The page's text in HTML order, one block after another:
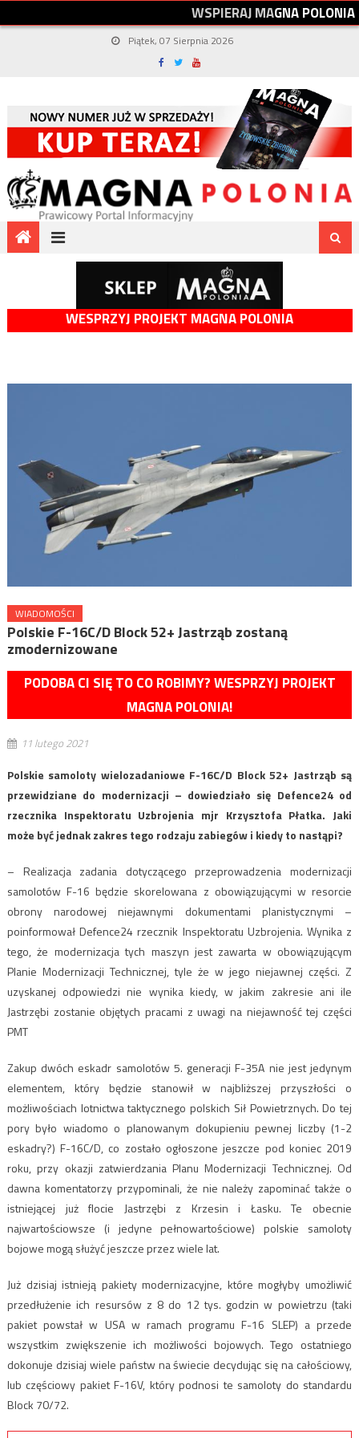
WSPIERAJMAGNAPOLONIA
Piątek, 07 Sierpnia 2026
WESPRZYJ PROJEKT MAGNA POLONIA
WIADOMOŚCI
Polskie F-16C/D Block 52+ Jastrząb zostaną
zmodernizowane
PODOBA CI SIĘ TO CO ROBIMY? WESPRZYJ PROJEKT
MAGNA POLONIA!
11 lutego 2021
Polskie samoloty wielozadaniowe F-16C/D Block 52+ Jastrząb są
przewidziane do modernizacji – dowiedziało się Defence24 od
rzecznika Inspektoratu Uzbrojenia mjr Krzysztofa Płatka. Jaki
może być jednak zakres tego rodzaju zabiegów i kiedy to nastąpi?
– Realizacja zadania dotyczącego przeprowadzenia modernizacji
samolotów F-16 będzie skorelowana z obowiązującymi w resorcie
obrony narodowej niejawnymi dokumentami planistycznymi –
poinformował Defence24 rzecznik Inspektoratu Uzbrojenia. Wynika z
tego, że modernizacja tych maszyn jest zawarta w obowiązującym
Planie Modernizacji Technicznej, tyle że w jego niejawnej części. Z
uzyskanej odpowiedzi nie wynika kiedy, w jakim zakresie ani ile
Jastrzębi zostanie objętych pracami z uwagi na niejawność tej części
PMT
Zakup dwóch eskadr samolotów 5. generacji F-35A nie jest jedynym
elementem, który będzie stanowił w najbliższej przyszłości o
możliwościach lotnictwa taktycznego polskich Sił Powietrznych. Do tej
pory było wiadomo o planowanym dokupieniu pewnej liczby (1-2
eskadry?) F-16C/D, co zostało ogłoszone jeszcze pod koniec 2019
roku, przy okazji zatwierdzania Planu Modernizacji Technicznej. Od
dawna komentatorzy przypominali, że nie należy zapominać także o
istniejącej już flocie Jastrzębi z Krzesin i Łasku. Te obecnie
najwartościowsze (i jedyne pełnowartościowe) polskie samoloty
bojowe mogą służyć jeszcze przez wiele lat.
Już dzisiaj istnieją pakiety modernizacyjne, które mogłyby umożliwić
przedłużenie ich resursów z 8 do 12 tys. godzin w powietrzu (taki
pakiet powstał w USA w ramach programu F-16 SLEP) a przede
wszystkim zwiększenie ich możliwości bojowych. Tego ostatniego
dokonuje dzisiaj wiele państw na świecie decydując się na całościowy,
lub częściowy pakiet F-16V, który podnosi te samoloty do standardu
Block 70/72.